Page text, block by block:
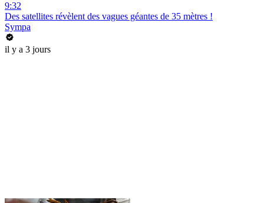
9:32
Des satellites révèlent des vagues géantes de 35 mètres !
Sympa
il y a 3 jours